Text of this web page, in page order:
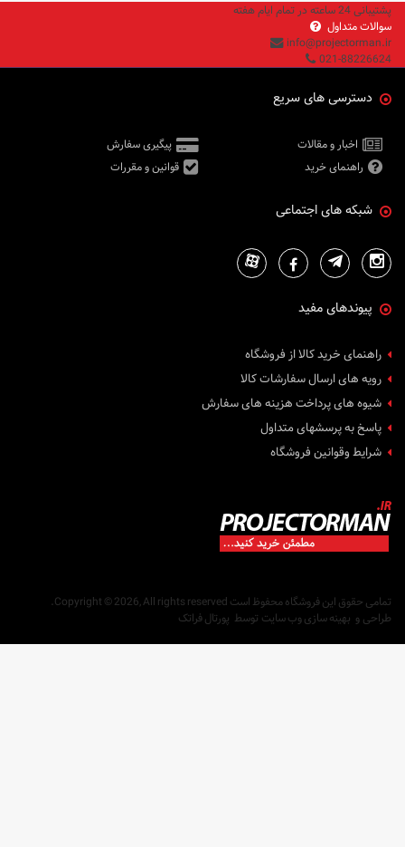
پشتیبانی 24 ساعته در تمام ایام هفته
سوالات متداول
info@projectorman.ir
021-88226624
دسترسی های سریع
اخبار و مقالات
پیگیری سفارش
راهنمای خرید
قوانین و مقررات
شبکه های اجتماعی
پیوندهای مفید
راهنمای خرید کالا از فروشگاه
رویه های ارسال سفارشات کالا
شیوه های پرداخت هزینه های سفارش
پاسخ به پرسشهای متداول
شرایط وقوانین فروشگاه
تمامی حقوق این فروشگاه محفوظ است Copyright © 2026, All rights reserved.
طراحی و بهینه سازی وب سایت توسط پورتال فراتک